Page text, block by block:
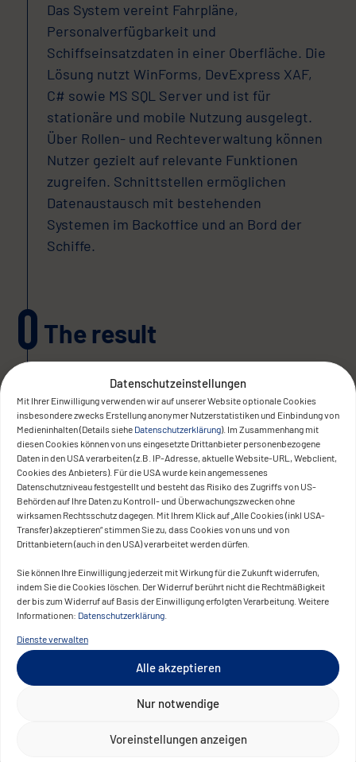
Datenschutzeinstellungen
Mit Ihrer Einwilligung verwenden wir auf unserer Website optionale Cookies
insbesondere zwecks Erstellung anonymer Nutzerstatistiken und Einbindung von
Medieninhalten (Details siehe Datenschutzerklärung). Im Zusammenhang mit
diesen Cookies können von uns eingesetzte Drittanbieter personenbezogene
Daten in den USA verarbeiten (z.B. IP-Adresse, aktuelle Website-URL, Webclient,
Cookies des Anbieters). Für die USA wurde kein angemessenes
Datenschutzniveau festgestellt und besteht das Risiko des Zugriffs von US-
Behörden auf Ihre Daten zu Kontroll- und Überwachungszwecken ohne
wirksamen Rechtsschutz dagegen. Mit Ihrem Klick auf „Alle Cookies (inkl USA-
Transfer) akzeptieren“ stimmen Sie zu, dass Cookies von uns und von
Drittanbietern (auch in den USA) verarbeitet werden dürfen.
Sie können Ihre Einwilligung jederzeit mit Wirkung für die Zukunft widerrufen,
indem Sie die Cookies löschen. Der Widerruf berührt nicht die Rechtmäßigkeit
der bis zum Widerruf auf Basis der Einwilligung erfolgten Verarbeitung. Weitere
Informationen: Datenschutzerklärung
Dienste verwalten
Alle akzeptieren
Nur notwendige
Voreinstellungen anzeigen
Das System vereint Fahrpläne,
Personalverfügbarkeit und
Schiffseinsatzdaten in einer Oberfläche. Die
Lösung nutzt WinForms, DevExpress XAF,
C# sowie MS SQL Server und ist für
stationäre und mobile Nutzung ausgelegt.
Über Rollen- und Rechteverwaltung können
Nutzer gezielt auf relevante Funktionen
zugreifen. Schnittstellen ermöglichen
Datenaustausch mit bestehenden
Systemen im Backoffice und an Bord der
Schiffe.
The result
Das Reederei Management System (RMS)
vereinfacht betriebliche Abläufe
signifikant.
erfolgen zentral über eine Oberfläche. Die
Lösung steigert die Transparenz in der
Disposition, reduziert manuelle
Abstimmungen und verbessert die
Reaktionsgeschwindigkeit bei kurzfristigen
Änderungen. Gleichzeitig ermöglicht das
System eine effizientere Nutzung von
im Tagesgeschäft als auch in der